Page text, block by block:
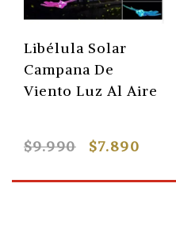
Libélula Solar
Campana De
Viento Luz Al Aire
$9.990 $7.890